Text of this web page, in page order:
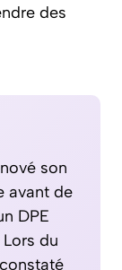
des
son
avant de
DPE
du